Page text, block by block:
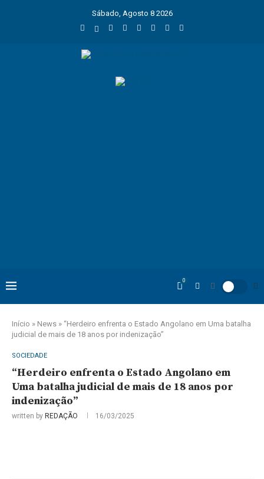
Sábado, Agosto 8 2026
0
Início » News » “Herdeiro enfrenta o Estado Angolano em Uma batalha
judicial de mais de 18 anos por indenização”
SOCIEDADE
“Herdeiro enfrenta o Estado Angolano em
Uma batalha judicial de mais de 18 anos por
indenização”
written by REDAÇÃO 16/03/2025